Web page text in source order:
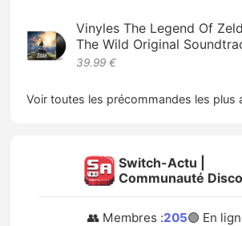
Vinyles The Legend Of
The Wild Original
39.99 €
Voir toutes les précommandes les plus
Switch-Actu |
Communauté
👥 Membres :205🟢 En